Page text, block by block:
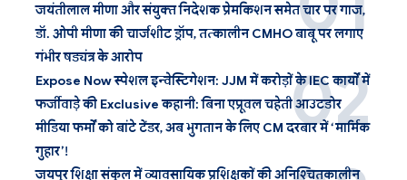
जयंतीलाल मीणा और संयुक्त निदेशक प्रेमकिशन समेत चार पर गाज,
डॉ. ओपी मीणा की चार्जशीट ड्रॉप, तत्कालीन CMHO बाबू पर लगाए
गंभीर षड्यंत्र के आरोप
Expose Now स्पेशल इन्वेस्टिगेशन: JJM में करोड़ों के IEC कार्यों में
फर्जीवाड़े की Exclusive कहानी: बिना एप्रूवल चहेती आउटडोर
मीडिया फर्मों को बांटे टेंडर, अब भुगतान के लिए CM दरबार में ‘मार्मिक
गुहार’!
जयपुर शिक्षा संकुल में व्यावसायिक प्रशिक्षकों की अनिश्चितकालीन